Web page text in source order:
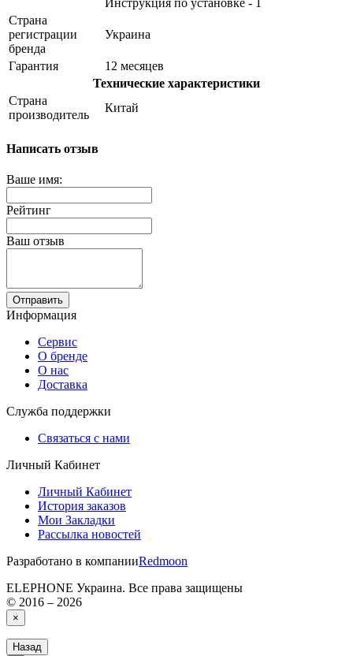
Инструкция по установке - 1
Страна
регистрации
бренда
Украина
Гарантия
12 месяцев
Технические характеристики
Страна
производитель
Китай
Написать отзыв
Ваше имя:
Рейтинг
Ваш отзыв
Отправить
Информация
Сервис
О бренде
О нас
Доставка
Служба поддержки
Связаться с нами
Личный Кабинет
Личный Кабинет
История заказов
Мои Закладки
Рассылка новостей
Разработано в компанииRedmoon
ELEPHONE Украина. Все права защищены
© 2016 – 2026
×
Назад